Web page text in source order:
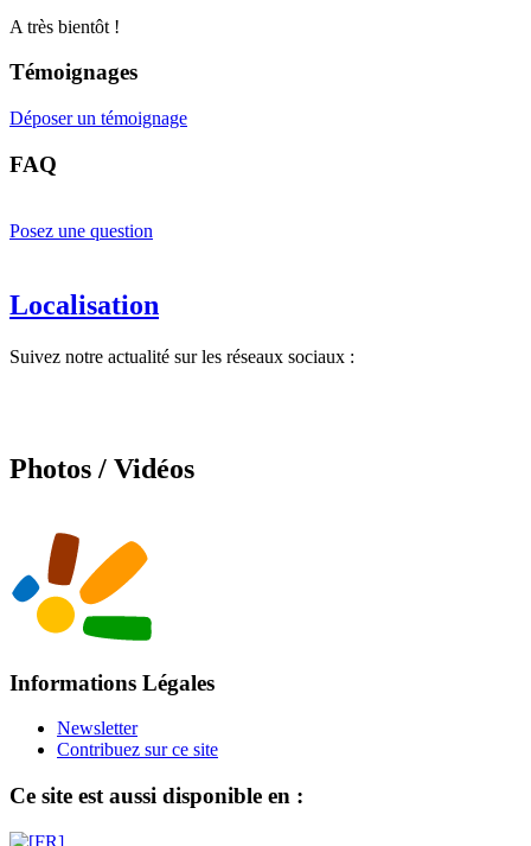
A très bientôt !
Témoignages
Déposer un témoignage
FAQ
Posez une question
Localisation
Suivez notre actualité sur les réseaux sociaux :
Photos / Vidéos
Informations Légales
Newsletter
Contribuez sur ce site
Ce site est aussi disponible en :